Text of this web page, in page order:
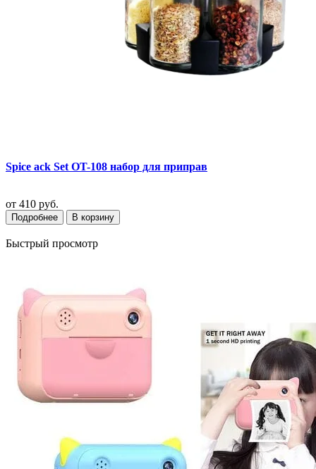
Spice ack Set OT-108 набор для приправ
от 410 руб.
Подробнее В корзину
Быстрый просмотр